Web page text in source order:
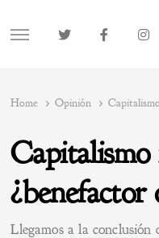
MENU
Home Opinión
¿benefactor
Llegamos a la conclusión